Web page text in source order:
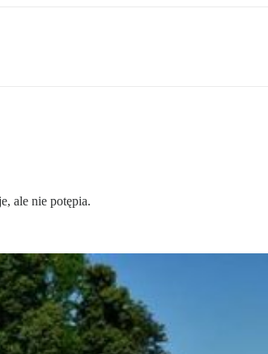
ale nie potępia.